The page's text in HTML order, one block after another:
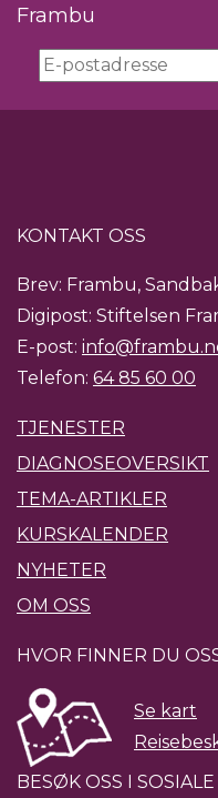
Frambu
KONTAKT OSS
Brev: Frambu,
Digipost: Stiftelsen
E-post:
Telefon: 64 85 60 00
TJENESTER
DIAGNOSEOVERSIKT
TEMA-ARTIKLER
KURSKALENDER
NYHETER
OM OSS
HVOR FINNER DU
Se kart
BESØK OSS I